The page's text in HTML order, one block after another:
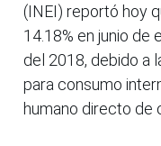
(INEI) reportó hoy
14.18% en junio de
del 2018, debido a
para consumo
humano directo de